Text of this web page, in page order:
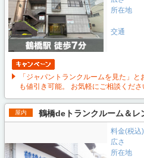
所在地
交通
「ジャパントランクルームを見た」
も値引き可能。 お気軽にご相談くださ
屋内 鶴橋deトランクルーム＆レ
料金(税込)
広さ
所在地